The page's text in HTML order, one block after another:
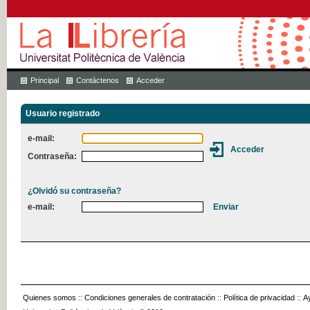
Principal Contáctenos Acceder
Usuario registrado
e-mail:
Contraseña:
¿Olvidó su contraseña?
e-mail:
Quienes somos :: Condiciones generales de contratación :: Política de privacidad ::